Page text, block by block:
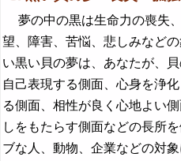
夢の中の黒は生命力の喪失
望、障害、苦悩、悲しみなど
い黒い貝の夢は、あなたが、
自己表現する側面、心身を浄
る側面、相性が良く心地よい
しをもたらす側面などの長所
ブな人、動物、企業などの対